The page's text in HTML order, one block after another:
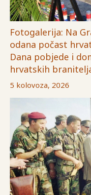
Fotogalerija: Na
odana počast
Dana pobjede i
hrvatskih
5 kolovoza, 2026